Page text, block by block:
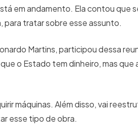
em andamento. Ela contou que
para tratar sobre esse assunto.
Martins, participou dessa
o Estado tem dinheiro, mas que
máquinas. Além disso, vai
esse tipo de obra.